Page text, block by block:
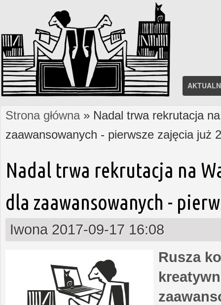
Jesteś tutaj
Strona główna» Nadal trwa rekrutacja
zaawansowanych - pierwsze zajęcia już
Nadal trwa rekrutacja na
dla zaawansowanych -
Iwona 2017-09-17 16:08
Rusza